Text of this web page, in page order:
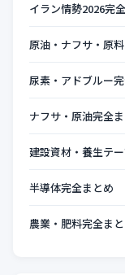
イラン情勢2026完
原油・ナフサ・原
尿素・アドブルー
ナフサ・原油完全
建設資材・養生テ
半導体完全まとめ
農業・肥料完全ま